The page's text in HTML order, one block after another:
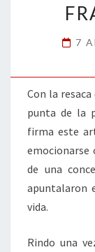
7
Con la
punta de la
firma este
emocionarse
de una
apuntalaron
vida.
Rindo una